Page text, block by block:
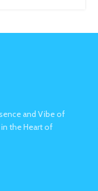
and Vibe of
the Heart of